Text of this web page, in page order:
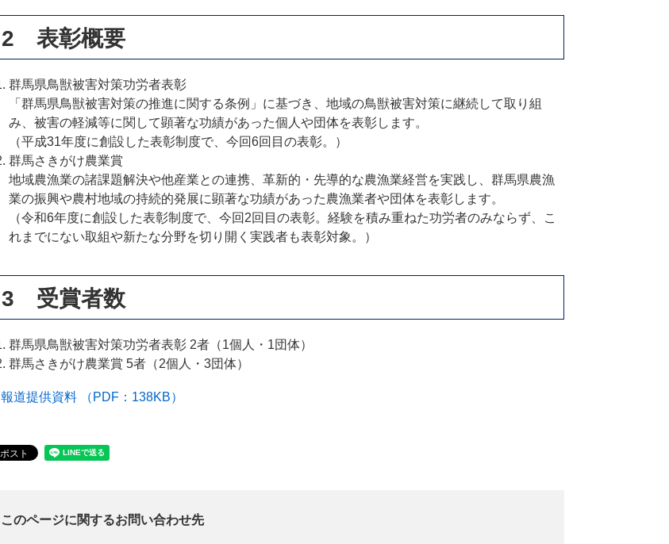
2 表彰概要
群馬県鳥獣被害対策功労者表彰
「群馬県鳥獣被害対策の推進に関する条例」に基づき、地域の鳥獣被害対策に継続して取り組
み、被害の軽減等に関して顕著な功績があった個人や団体を表彰します。
（平成31年度に創設した表彰制度で、今回6回目の表彰。）
群馬さきがけ農業賞
地域農漁業の諸課題解決や他産業との連携、革新的・先導的な農漁業経営を実践し、群馬県農漁
業の振興や農村地域の持続的発展に顕著な功績があった農漁業者や団体を表彰します。
（令和6年度に創設した表彰制度で、今回2回目の表彰。経験を積み重ねた功労者のみならず、こ
れまでにない取組や新たな分野を切り開く実践者も表彰対象。）
3 受賞者数
群馬県鳥獣被害対策功労者表彰 2者（1個人・1団体）
群馬さきがけ農業賞 5者（2個人・3団体）
報道提供資料 （PDF：138KB）
このページに関するお問い合わせ先